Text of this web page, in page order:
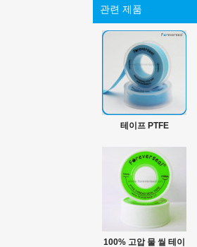
관련 제품
테이프 PTFE
100% 고압 물 씰 테이